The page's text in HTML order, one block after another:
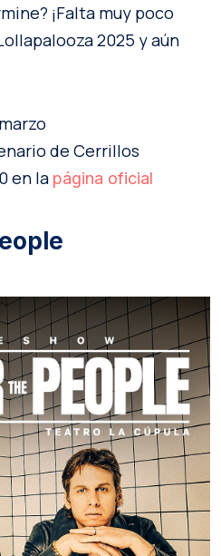
¡Falta muy poco
2025 y aún
de Cerrillos
en la página oficial